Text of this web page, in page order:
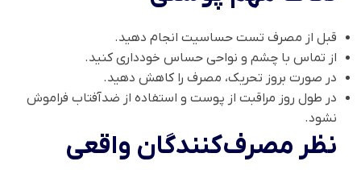
قبل از مصرف تست حساسیت انجام دهید.
از تماس با چشم و نواحی حساس خودداری کنید.
در صورت بروز تحریک، مصرف را کاهش دهید.
در طول روز مراقبت از پوست و استفاده از ضدآفتاب فراموش
نشود.
نظر مصرف‌کنندگان واقعی